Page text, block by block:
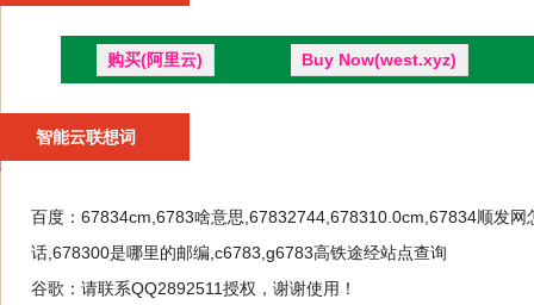
购买(阿里云) Buy Now(west.xyz)
智能云联想词
百度： 67834cm,6783啥意思,67832744,678310.0cm,67834顺发
话,678300是哪里的邮编,c6783,g6783高铁途经站点查询
谷歌： 请联系QQ2892511授权，谢谢使用！